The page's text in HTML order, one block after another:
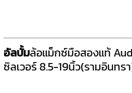
อัลบั้มล้อแม็กซ์มือสองแท้
ซิลเวอร์ 8.5-19นิ้ว(รามอินทร